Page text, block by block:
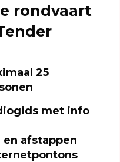
rondvaart
25
met info
en afstappen